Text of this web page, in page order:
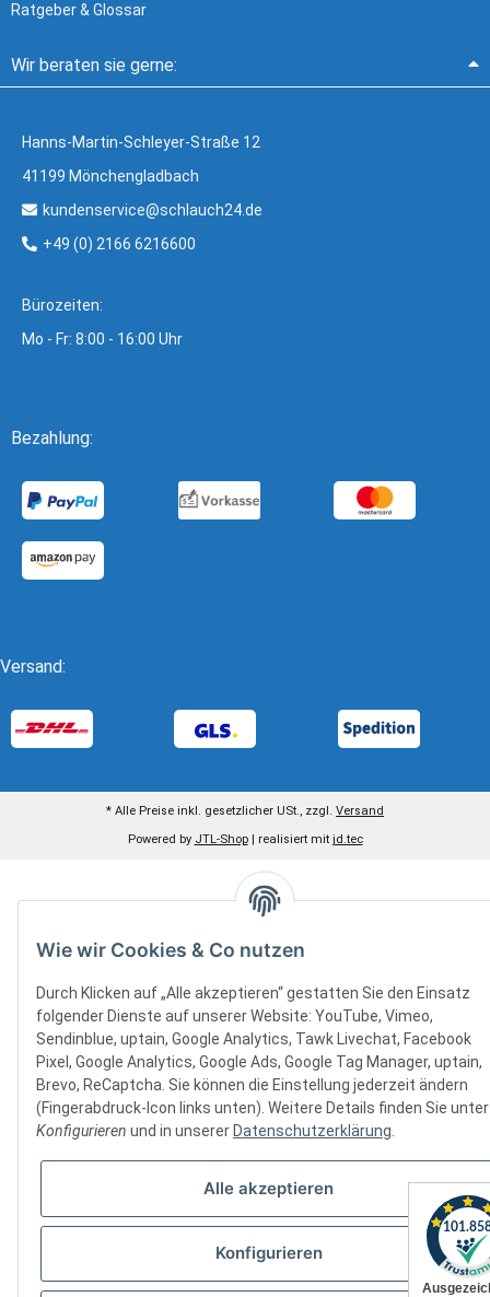
Ratgeber & Glossar
Wir beraten sie gerne:
Hanns-Martin-Schleyer-Straße 12
41199 Mönchengladbach
kundenservice@schlauch24.de
+49 (0) 2166 6216600
Bürozeiten:
Mo - Fr: 8:00 - 16:00 Uhr
Bezahlung:
Versand:
* Alle Preise inkl. gesetzlicher USt., zzgl. Versand
Powered by JTL-Shop | realisiert mit jd.tec
Wie wir Cookies & Co nutzen
Durch Klicken auf „Alle akzeptieren“ gestatten Sie den Einsatz
folgender Dienste auf unserer Website: YouTube, Vimeo,
Sendinblue, uptain, Google Analytics, Tawk Livechat, Facebook
Pixel, Google Analytics, Google Ads, Google Tag Manager, uptain,
Brevo, ReCaptcha. Sie können die Einstellung jederzeit ändern
(Fingerabdruck-Icon links unten). Weitere Details finden Sie unter
Konfigurieren und in unserer Datenschutzerklärung.
Alle akzeptieren
Konfigurieren